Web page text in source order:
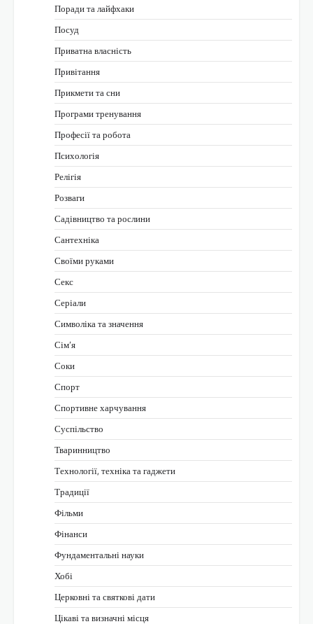
Поради та лайфхаки
Посуд
Приватна власність
Привітання
Прикмети та сни
Програми тренування
Професії та робота
Психологія
Релігія
Розваги
Садівництво та рослини
Сантехніка
Своїми руками
Секс
Серіали
Символіка та значення
Сім’я
Соки
Спорт
Спортивне харчування
Суспільство
Тваринництво
Технології, техніка та гаджети
Традиції
Фільми
Фінанси
Фундаментальні науки
Хобі
Церковні та святкові дати
Цікаві та визначні місця